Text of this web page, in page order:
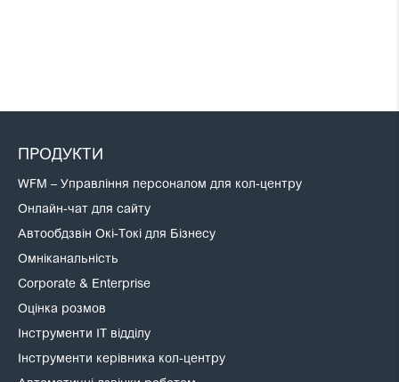
ПРОДУКТИ
WFM – Управління персоналом для кол-центру
Онлайн-чат для сайту
Автообдзвін Окі-Токі для Бізнесу
Омніканальність
Corporate & Enterprise
Оцінка розмов
Інструменти IT відділу
Інструменти керівника кол-центру